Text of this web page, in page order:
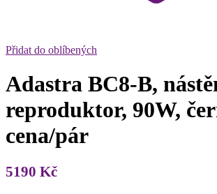
Přidat do oblíbených
Adastra BC8-B,
reproduktor, 90W,
cena/pár
5190 Kč